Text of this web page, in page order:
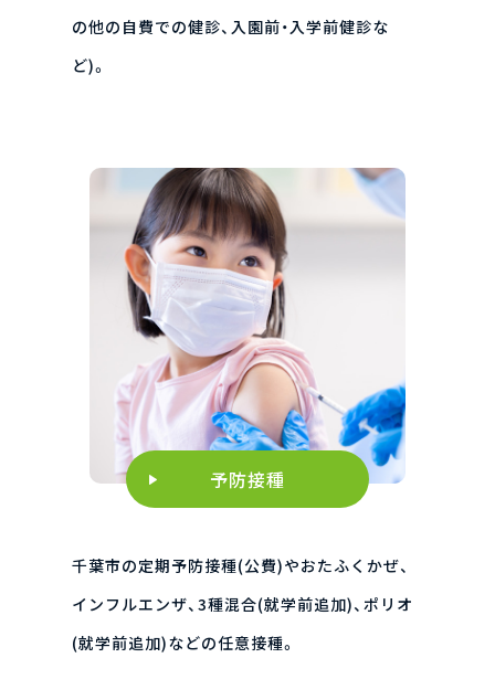
の他の自費での健診、入園前・入学前健診な
ど)。
予防接種
千葉市の定期予防接種(公費)やおたふくかぜ、
インフルエンザ、3種混合(就学前追加)、ポリオ
(就学前追加)などの任意接種。